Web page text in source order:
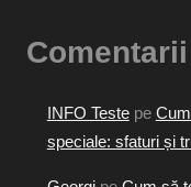
Comentarii
INFO Testepe
speciale: sfaturi și